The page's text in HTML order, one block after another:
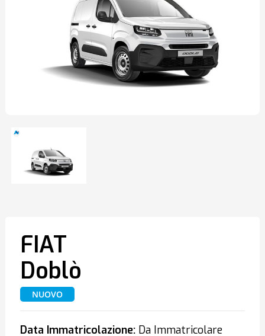
FIAT
Doblò
NUOVO
Data Immatricolazione:Da Immatricolare